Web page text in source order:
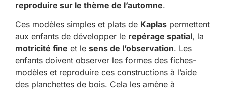
reproduire sur le thème de l’automne.
Ces modèles simples et plats de Kaplas permettent
aux enfants de développer le repérage spatial, la
motricité fine et le sens de l’observation. Les
enfants doivent observer les formes des fiches-
modèles et reproduire ces constructions à l’aide
des planchettes de bois. Cela les amène à